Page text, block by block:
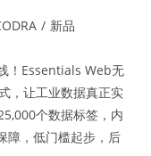
/ 新品
！Essentials Web无
，让工业数据真正实
个数据标签，内
障，低门槛起步，后